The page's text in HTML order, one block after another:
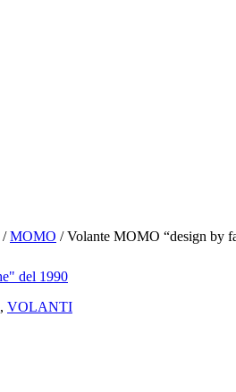
/MOMO / Volante MOMO “design by
, VOLANTI